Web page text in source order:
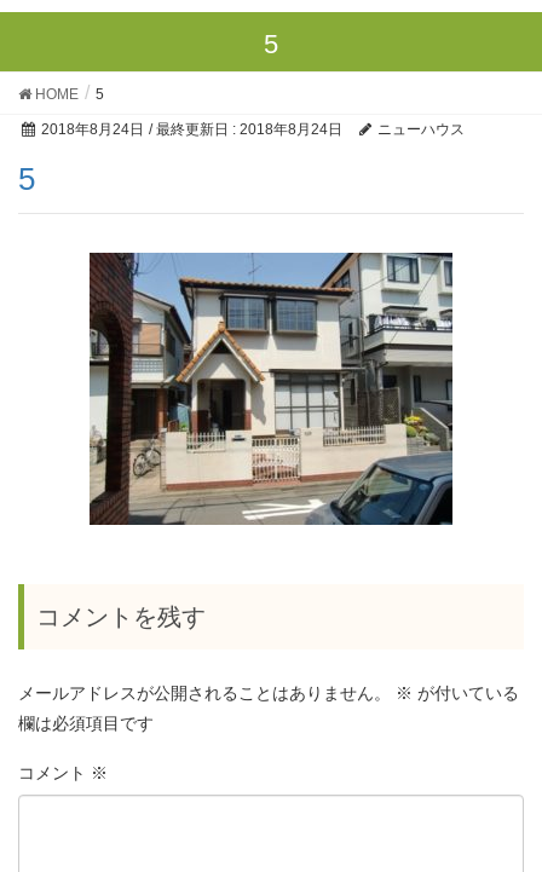
5
HOME 5
2018年8月24日 / 最終更新日 : 2018年8月24日 ニューハウス
5
コメントを残す
メールアドレスが公開されることはありません。 ※ が付いている
欄は必須項目です
コメント ※